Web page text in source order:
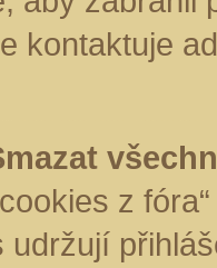
kontaktuje
z
udržují